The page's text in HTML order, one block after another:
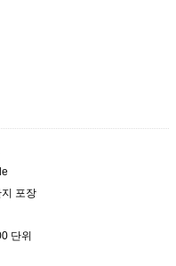
포장
단위